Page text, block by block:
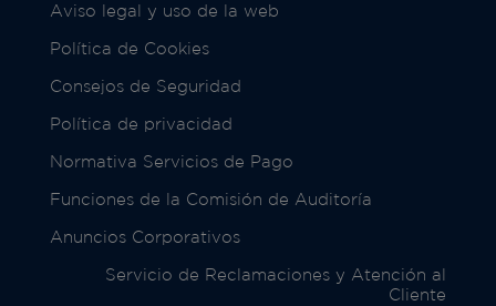
Aviso legal y uso de la web
Política de Cookies
Consejos de Seguridad
Política de privacidad
Normativa Servicios de Pago
Funciones de la Comisión de Auditoría
Anuncios Corporativos
Servicio de Reclamaciones y Atención al
Cliente